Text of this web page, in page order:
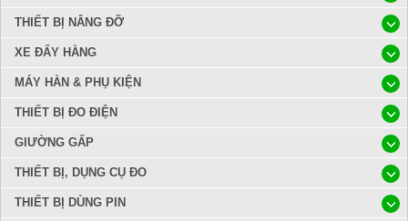
THIẾT BỊ NÂNG ĐỠ
XE ĐẨY HÀNG
MÁY HÀN & PHỤ KIỆN
THIẾT BỊ ĐO ĐIỆN
GIƯỜNG GẤP
THIẾT BỊ, DỤNG CỤ ĐO
THIẾT BỊ DÙNG PIN